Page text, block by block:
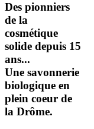
Des pionniers
de la
cosmétique
solide depuis 15
ans...
Une savonnerie
biologique en
plein coeur de
la Drôme.